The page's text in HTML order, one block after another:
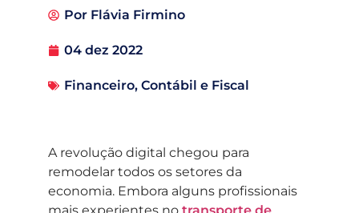
Por Flávia Firmino
04 dez 2022
Financeiro, Contábil e Fiscal
A revolução digital chegou para
remodelar todos os setores da
economia. Embora alguns profissionais